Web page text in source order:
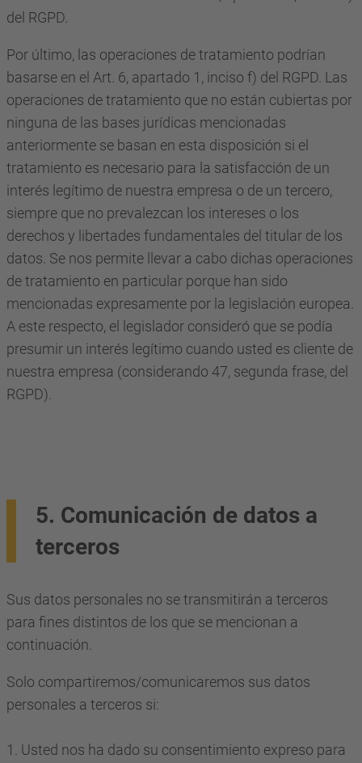
del RGPD.
Por último, las operaciones de tratamiento podrían
basarse en el Art. 6, apartado 1, inciso f) del RGPD. Las
operaciones de tratamiento que no están cubiertas por
ninguna de las bases jurídicas mencionadas
anteriormente se basan en esta disposición si el
tratamiento es necesario para la satisfacción de un
interés legítimo de nuestra empresa o de un tercero,
siempre que no prevalezcan los intereses o los
derechos y libertades fundamentales del titular de los
datos. Se nos permite llevar a cabo dichas operaciones
de tratamiento en particular porque han sido
mencionadas expresamente por la legislación europea.
A este respecto, el legislador consideró que se podía
presumir un interés legítimo cuando usted es cliente de
nuestra empresa (considerando 47, segunda frase, del
RGPD).
5. Comunicación de datos a
terceros
Sus datos personales no se transmitirán a terceros
para fines distintos de los que se mencionan a
continuación.
Solo compartiremos/comunicaremos sus datos
personales a terceros si:
1. Usted nos ha dado su consentimiento expreso para